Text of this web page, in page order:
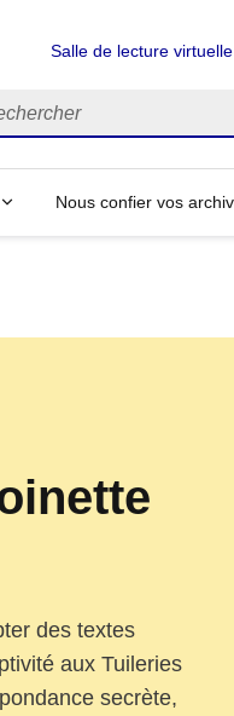
Salle de lecture virtuelle
Nous confier vos
des textes
aux Tuileries
secrète,